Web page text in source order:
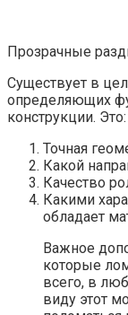
Прозрачные
Существует в
определяющих
конструкции. Это:
Точная
Какой
Качество
Какими
обладает
Важное
которые
всего, в
виду этот